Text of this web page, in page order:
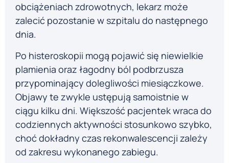
obciążeniach zdrowotnych, lekarz może
zalecić pozostanie w szpitalu do następnego
dnia.
Po histeroskopii mogą pojawić się niewielkie
plamienia oraz łagodny ból podbrzusza
przypominający dolegliwości miesiączkowe.
Objawy te zwykle ustępują samoistnie w
ciągu kilku dni. Większość pacjentek wraca do
codziennych aktywności stosunkowo szybko,
choć dokładny czas rekonwalescencji zależy
od zakresu wykonanego zabiegu.